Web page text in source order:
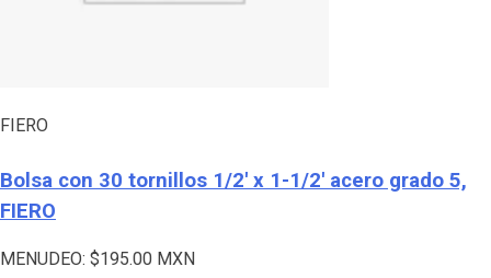
FIERO
Bolsa con 30 tornillos 1/2′ x 1-1/2′ acero grado 5,
FIERO
MENUDEO: $195.00 MXN